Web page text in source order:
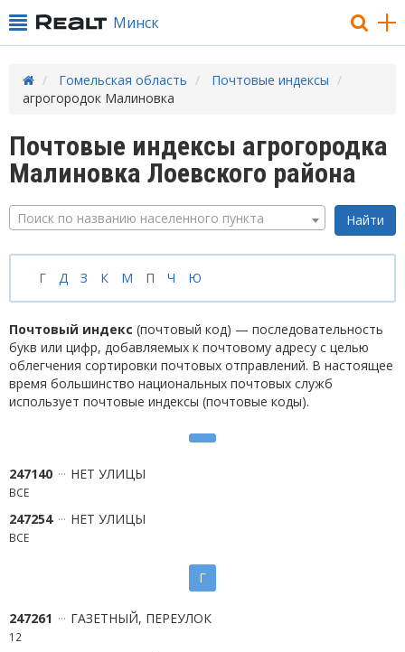
Минск
Гомельская область
Почтовые индексы
агрогородок Малиновка
Почтовые индексы агрогородка
Малиновка Лоевского района
Поиск по названию населенного пункта
Г Д З К М П Ч Ю
Почтовый индекс (почтовый код) — последовательность
букв или цифр, добавляемых к почтовому адресу с целью
облегчения сортировки почтовых отправлений. В настоящее
время большинство национальных почтовых служб
использует почтовые индексы (почтовые коды).
247140 НЕТ УЛИЦЫ
ВСЕ
247254 НЕТ УЛИЦЫ
ВСЕ
Г
247261 ГАЗЕТНЫЙ, ПЕРЕУЛОК
12